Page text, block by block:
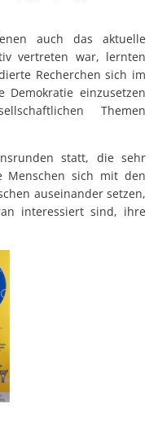
auch das aktuelle
vertreten war, lernten
Recherchen sich im
einzusetzen
Themen
statt, die sehr
Menschen sich mit den
auseinander setzen,
interessiert sind, ihre